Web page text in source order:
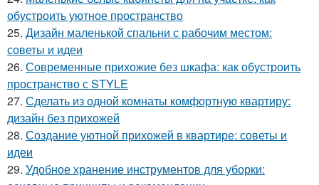
обустроить уютное пространство
25. Дизайн маленькой спальни с рабочим местом:
советы и идеи
26. Современные прихожие без шкафа: как обустроить
пространство с STYLE
27. Сделать из одной комнаты комфортную квартиру:
дизайн без прихожей
28. Создание уютной прихожей в квартире: советы и
идеи
29. Удобное хранение инструментов для уборки: